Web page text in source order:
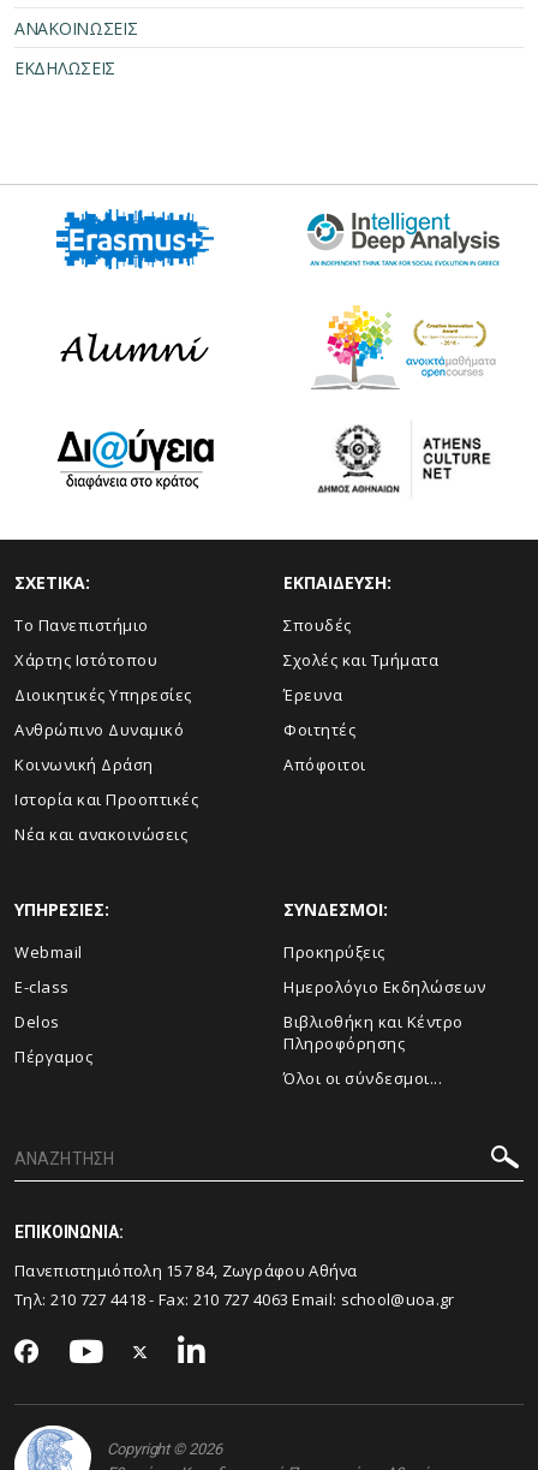
ΑΝΑΚΟΙΝΩΣΕΙΣ
ΕΚΔΗΛΩΣΕΙΣ
ΣΧΕΤΙΚΑ:
Το Πανεπιστήμιο
Χάρτης Ιστότοπου
Διοικητικές Υπηρεσίες
Ανθρώπινο Δυναμικό
Κοινωνική Δράση
Ιστορία και Προοπτικές
Νέα και ανακοινώσεις
ΕΚΠΑΙΔΕΥΣΗ:
Σπουδές
Σχολές και Τμήματα
Έρευνα
Φοιτητές
Απόφοιτοι
ΥΠΗΡΕΣΙΕΣ:
Webmail
E-class
Delos
Πέργαμος
ΣΥΝΔΕΣΜΟΙ:
Προκηρύξεις
Ημερολόγιο Εκδηλώσεων
Βιβλιοθήκη και Κέντρο
Πληροφόρησης
Όλοι οι σύνδεσμοι...
ΕΠΙΚΟΙΝΩΝΙΑ:
Πανεπιστημιόπολη 157 84, Ζωγράφου Αθήνα
Τηλ: 210 727 4418- Fax: 210 727 4063 Email: school@uoa.gr
Copyright © 2026